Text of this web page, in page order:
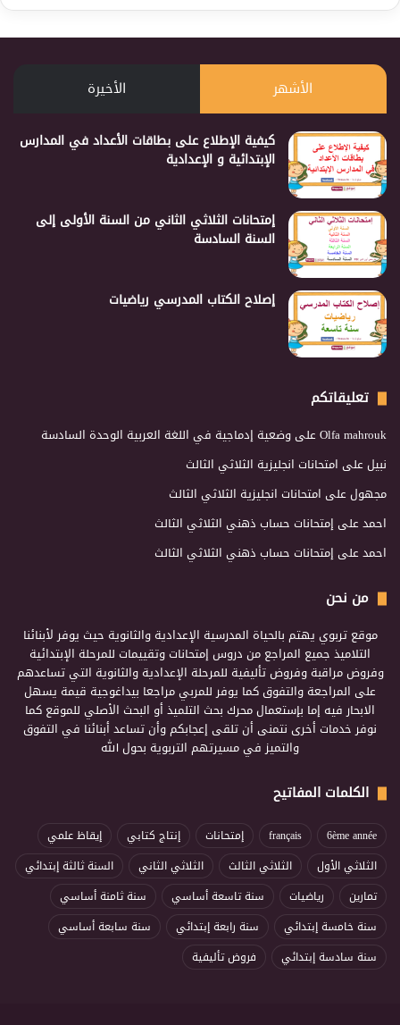
الأشهر الأخيرة
كيفية الإطلاع على بطاقات الأعداد في المدارس
الإبتدائية و الإعدادية
إمتحانات الثلاثي الثاني من السنة الأولى إلى
السنة السادسة
إصلاح الكتاب المدرسي رياضيات
تعليقاتكم
Olfa mahroukعلى وضعية إدماجية في اللغة العربية الوحدة السادسة
نبيلعلى امتحانات انجليزية الثلاثي الثالث
مجهولعلى امتحانات انجليزية الثلاثي الثالث
احمدعلى إمتحانات حساب ذهني الثلاثي الثالث
احمدعلى إمتحانات حساب ذهني الثلاثي الثالث
من نحن
موقع تربوي يهتم بالحياة المدرسية الإعدادية والثانوية حيث يوفر لأبنائنا
التلاميذ جميع المراجع من دروس إمتحانات وتقييمات للمرحلة الإبتدائية
وفروض مراقبة وفروض تأليفية للمرحلة الإعدادية والثانوية التي تساعدهم
على المراجعة والتفوق كما يوفر للمربي مراجعا بيداغوجية قيمة يسهل
الابحار فيه إما بإستعمال محرك بحث التلميذ أو البحث الأصلي للموقع كما
نوفر خدمات أخرى نتمنى أن تلقى إعجابكم وأن تساعد أبنائنا في التفوق
والتميز في مسيرتهم التربوية بحول الله
الكلمات المفاتيح
6ème année
français إمتحانات إنتاج كتابي
إيقاظ علمي
الثلاثي الأول
الثلاثي الثالث الثلاثي الثاني
السنة ثالثة إبتدائي
تمارين
رياضيات سنة تاسعة أساسي
سنة ثامنة أساسي
سنة خامسة إبتدائي
سنة رابعة إبتدائي
سنة سابعة أساسي
سنة سادسة إبتدائي
فروض تأليفية